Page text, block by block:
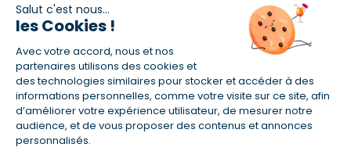
Salut c'est nous...
les Cookies !
Avec votre accord, nous et nos
partenaires utilisons des cookies et
des technologies similaires pour stocker et accéder à des
informations personnelles, comme votre visite sur ce site, afin
d’améliorer votre expérience utilisateur, de mesurer notre
audience, et de vous proposer des contenus et annonces
personnalisés.
(1) Taux fixe national hors assurance et selon votre profil
(2) Économie de 65 % pour l'assurance d'un prêt amortissable de 330
457,23 € à 0,90 % sur 19,5 ans, accordé à un salarié non cadre assuré à
100 % (décès, PTIA, IPP, ITT, IPP) âgé de 36 ans fumeur et une personne
salariée non cadre assurée à 100 % (décès, PTIA, IPP, ITT, IPP) âgée de 35
ans et non-fumeur, tous deux sans risque médical connu. Au
14/07/2019, coût de l'assurance proposée par la banque 179,08 €/mois
en moyenne contre 64,60 €/mois en moyenne au 14/07/2022 avec
Empruntis.com (TAEA : 0,44 %, coût total de l'assurance : 15 117,65 €).